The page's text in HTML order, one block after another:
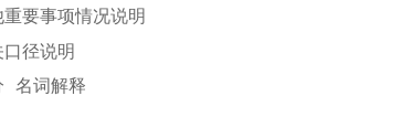
要事项情况说明
径说明
名词解释